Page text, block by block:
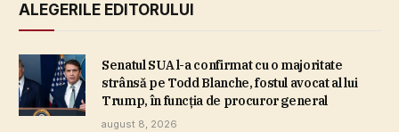
ALEGERILE EDITORULUI
Senatul SUA l-a confirmat cu o majoritate
strânsă pe Todd Blanche, fostul avocat al lui
Trump, în funcţia de procuror general
august 8, 2026